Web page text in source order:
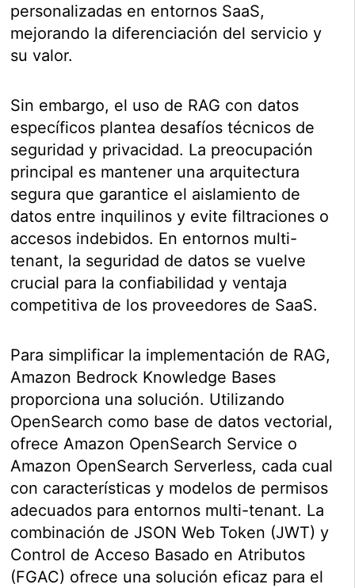
personalizadas en entornos SaaS,
mejorando la diferenciación del servicio y
su valor.
Sin embargo, el uso de RAG con datos
específicos plantea desafíos técnicos de
seguridad y privacidad. La preocupación
principal es mantener una arquitectura
segura que garantice el aislamiento de
datos entre inquilinos y evite filtraciones o
accesos indebidos. En entornos multi-
tenant, la seguridad de datos se vuelve
crucial para la confiabilidad y ventaja
competitiva de los proveedores de SaaS.
Para simplificar la implementación de RAG,
Amazon Bedrock Knowledge Bases
proporciona una solución. Utilizando
OpenSearch como base de datos vectorial,
ofrece Amazon OpenSearch Service o
Amazon OpenSearch Serverless, cada cual
con características y modelos de permisos
adecuados para entornos multi-tenant. La
combinación de JSON Web Token (JWT) y
Control de Acceso Basado en Atributos
(FGAC) ofrece una solución eficaz para el